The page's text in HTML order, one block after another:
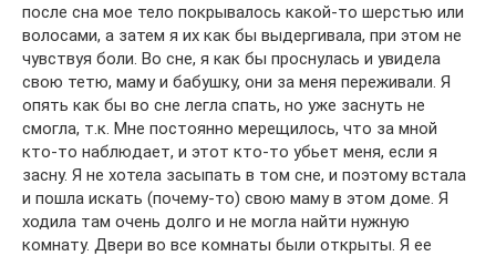
после сна мое тело покрывалось какой-то шерстью или
волосами, а затем я их как бы выдергивала, при этом не
чувствуя боли. Во сне, я как бы проснулась и увидела
свою тетю, маму и бабушку, они за меня переживали. Я
опять как бы во сне легла спать, но уже заснуть не
смогла, т.к. Мне постоянно мерещилось, что за мной
кто-то наблюдает, и этот кто-то убьет меня, если я
засну. Я не хотела засыпать в том сне, и поэтому встала
и пошла искать (почему-то) свою маму в этом доме. Я
ходила там очень долго и не могла найти нужную
комнату. Двери во все комнаты были открыты. Я ее